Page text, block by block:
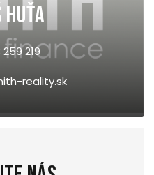
219
reality.sk